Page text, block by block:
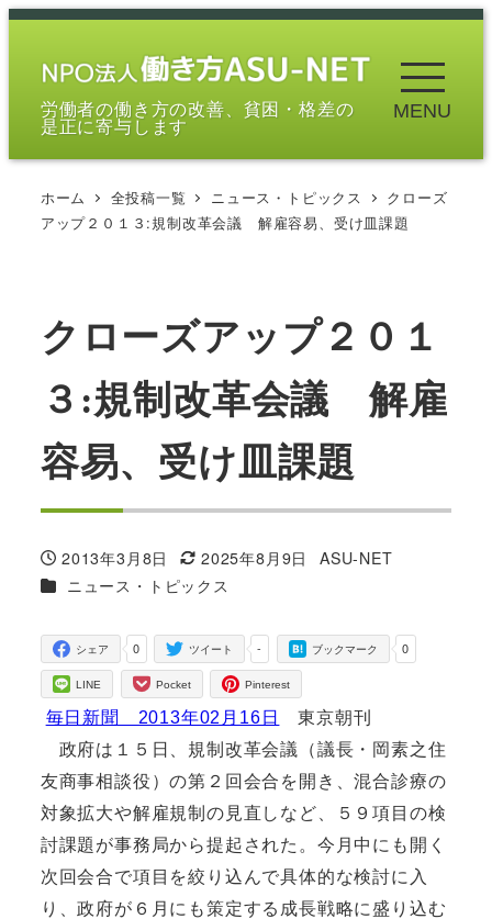
メ
労働者の働き方の改善、貧困・格差の
是正に寄与します
MENU
ホーム 全投稿一覧 ニュース・トピックス
クローズ
アップ２０１３:規制改革会議 解雇容易、受け皿課題
クローズアップ２０１
３:規制改革会議 解雇
容易、受け皿課題
投稿日
2013年3月8日
更新日
2025年8月9日
著
ASU-NET
カテゴリー
ニュース・トピックス
0
シェア -
ツイート 0
ブックマーク
LINE Pocket Pinterest
毎日新聞 2013年02月16日
東京朝刊
政府は１５日、規制改革会議（議長・岡素之住
友商事相談役）の第２回会合を開き、混合診療の
対象拡大や解雇規制の見直しなど、５９項目の検
討課題が事務局から提起された。今月中にも開く
次回会合で項目を絞り込んで具体的な検討に入
り、政府が６月にも策定する成長戦略に盛り込む